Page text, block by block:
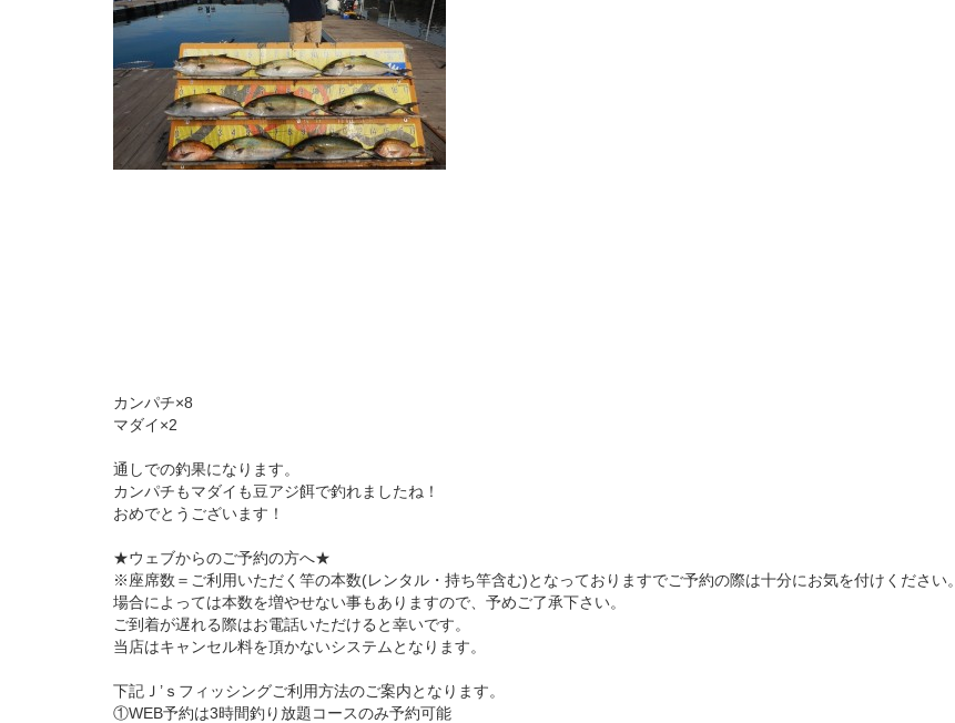
カンパチ×8
マダイ×2
通しでの釣果になります。
カンパチもマダイも豆アジ餌で釣れましたね！
おめでとうございます！
★ウェブからのご予約の方へ★
※座席数＝ご利用いただく竿の本数(レンタル・持ち竿含む)となっておりますでご予約の際は十分にお気を付けください。
場合によっては本数を増やせない事もありますので、予めご了承下さい。
ご到着が遅れる際はお電話いただけると幸いです。
当店はキャンセル料を頂かないシステムとなります。
下記Ｊ’ｓフィッシングご利用方法のご案内となります。
①WEB予約は3時間釣り放題コースのみ予約可能